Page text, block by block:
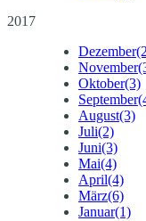
2017
Dezember
November
Oktober(3)
September
August(3)
Juli(2)
Juni(3)
Mai(4)
April(4)
März(6)
Januar(1)